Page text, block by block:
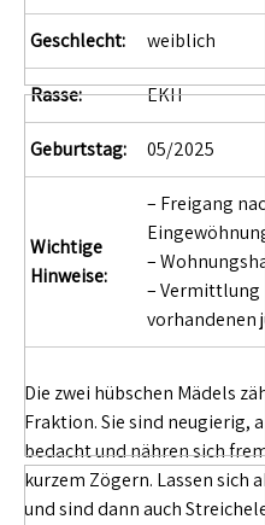
Geschlecht: weiblich
Rasse: EKH
Geburtstag: 05/2025
Wichtige
Hinweise:
– Freigang
–
– Vermittlung
vorhandenen
Die zwei hübschen Mädels
Fraktion. Sie sind neugierig,
bedacht und nähren sich
kurzem Zögern. Lassen sich
und sind dann auch